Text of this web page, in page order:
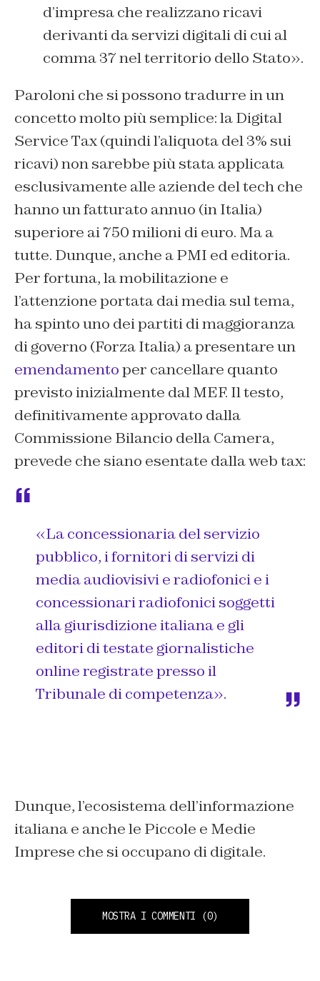
d’impresa che realizzano ricavi
derivanti da servizi digitali di cui al
comma 37 nel territorio dello Stato».
Paroloni che si possono tradurre in un
concetto molto più semplice: la Digital
Service Tax (quindi l’aliquota del 3% sui
ricavi) non sarebbe più stata applicata
esclusivamente alle aziende del tech che
hanno un fatturato annuo (in Italia)
superiore ai 750 milioni di euro. Ma a
tutte. Dunque, anche a PMI ed editoria.
Per fortuna, la mobilitazione e
l’attenzione portata dai media sul tema,
ha spinto uno dei partiti di maggioranza
di governo (Forza Italia) a presentare un
emendamentoper cancellare quanto
previsto inizialmente dal MEF. Il testo,
definitivamente approvato dalla
Commissione Bilancio della Camera,
prevede che siano esentate dalla web tax:
«La concessionaria del servizio
pubblico, i fornitori di servizi di
media audiovisivi e radiofonici e i
concessionari radiofonici soggetti
alla giurisdizione italiana e gli
editori di testate giornalistiche
online registrate presso il
Tribunale di competenza».
Dunque, l’ecosistema dell’informazione
italiana e anche le Piccole e Medie
Imprese che si occupano di digitale.
MOSTRA I COMMENTI (0)